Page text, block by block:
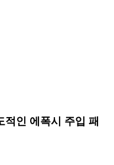
인 에폭시 주입 패